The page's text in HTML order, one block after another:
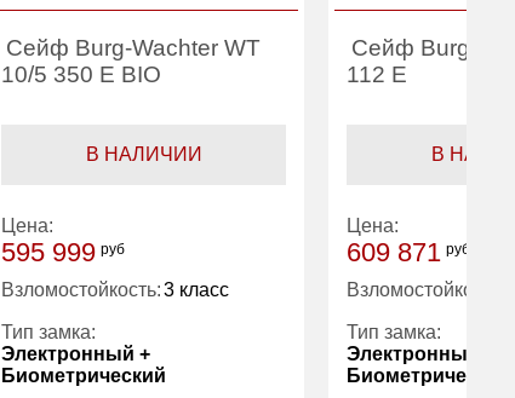
Сейф Burg-Wachter WT
10/5 350 E BIO
В НАЛИЧИИ
Цена:
595 999 руб
Взломостойкость:3 класс
Тип замка:
Электронный +
Биометрический
Сейф Burg-
112 E
В
Цена:
609 871 руб
Взломостойкость:
Тип замка:
Электронный +
Биометрический